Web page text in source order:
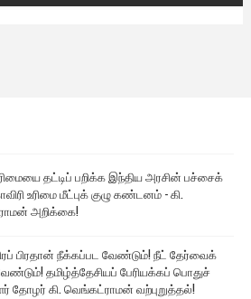
தட்டிப் பறிக்க இந்திய அரசின் பச்சைக்
உரிமை மீட்புக் குழு கண்டனம் - கி.
அறிக்கை!
பிரதான் நீக்கப்பட வேண்டும்! நீட் தேர்வைக்
தமிழ்த்தேசியப் பேரியக்கப் பொதுச்
தோழர் கி. வெங்கட்ராமன் வற்புறுத்தல்!